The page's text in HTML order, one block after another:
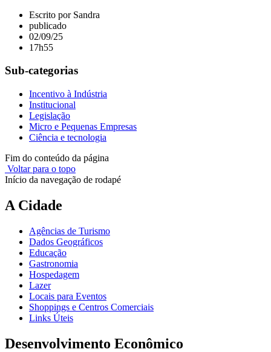
Escrito por Sandra
publicado
02/09/25
17h55
Sub-categorias
Incentivo à Indústria
Institucional
Legislação
Micro e Pequenas Empresas
Ciência e tecnologia
Fim do conteúdo da página
Voltar para o topo
Início da navegação de rodapé
A Cidade
Agências de Turismo
Dados Geográficos
Educação
Gastronomia
Hospedagem
Lazer
Locais para Eventos
Shoppings e Centros Comerciais
Links Úteis
Desenvolvimento Econômico